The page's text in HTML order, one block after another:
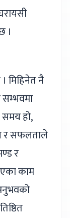
।
मिहिनेत नै
समय हो,
र सफलताले
र
काम